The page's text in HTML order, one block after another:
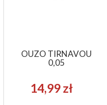
OUZO TIRNAVOU
0,05
14,99 zł